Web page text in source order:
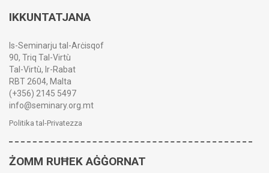
IKKUNTATJANA
Is-Seminarju tal-Arċisqof
90, Triq Tal-Virtù
Tal-Virtù, Ir-Rabat
RBT 2604, Malta
(+356) 2145 5497
info@seminary.org.mt
Politika tal-Privatezza
ŻOMM RUĦEK AĠĠORNAT